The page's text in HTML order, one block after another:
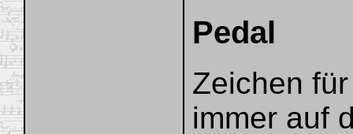
Pedal
Zeichen
immer auf